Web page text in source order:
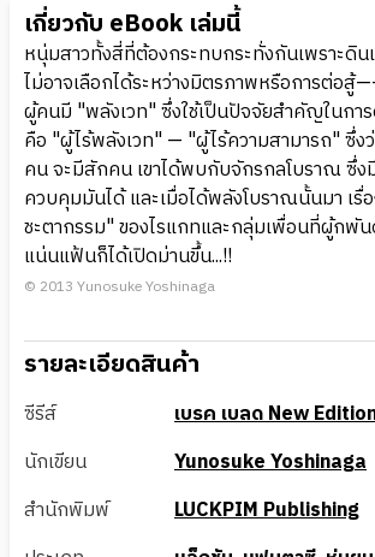
เกี่ยวกับ eBook เล่มนี้
หนุ่มสาวทั้งสี่ที่ต้องกระทบกระทั่งกันเพราะดิ
ไม่อาจเลือกได้ระหว่างมิตรภาพหรือการต่อสู้
ผู้คนมี "พลังเวท" ซึ่งใช้เป็นปัจจัยสำคัญในการ
คือ "ผู้ไร้พลังเวท" — "ผู้ไร้ความสามารถ" ซึ่ง
คน จะมีสักคน เขาได้พบกับจักรกลโบราณ ซึ่ง
ควบคุมมันได้ และเมื่อได้พลังโบราณนั้นมา เรื่
ชะตากรรม" ของไรแกทและกลุ่มเพื่อนที่ผู้กพั
แน่นแฟ้นก็ได้เปิดม่านขึ้น...!!
© 2013 Yunosuke Yoshinaga
รายละเอียดสินค้า
ซีรีส์
เบรค เบลด New
นักเขียน
Yunosuke Yoshinaga
สำนักพิมพ์
LUCKPIM Publishing